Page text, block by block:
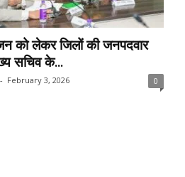
को लेकर जिलों की जनपदवार
सचिव के...
- February 3, 2026 0